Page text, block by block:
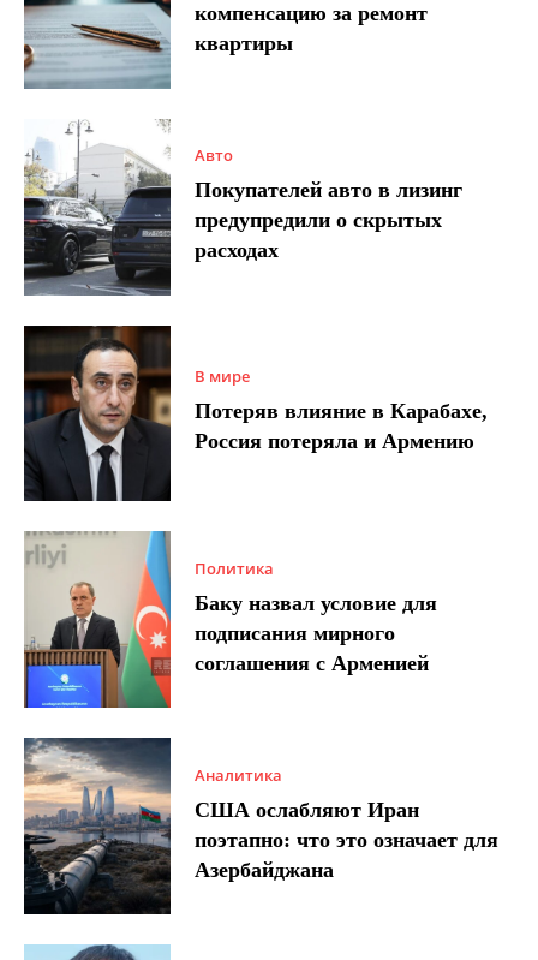
компенсацию за ремонт
квартиры
Авто
Покупателей авто в лизинг
предупредили о скрытых
расходах
В мире
Потеряв влияние в Карабахе,
Россия потеряла и Армению
Политика
Баку назвал условие для
подписания мирного
соглашения с Арменией
Аналитика
США ослабляют Иран
поэтапно: что это означает для
Азербайджана